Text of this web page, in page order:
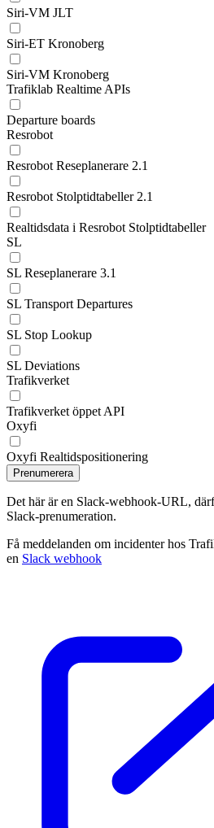
Siri-VM JLT
Siri-ET Kronoberg
Siri-VM Kronoberg
Trafiklab Realtime APIs
Departure boards
Resrobot
Resrobot Reseplanerare 2.1
Resrobot Stolptidtabeller 2.1
Realtidsdata i Resrobot Stolptidtabeller
SL
SL Reseplanerare 3.1
SL Transport Departures
SL Stop Lookup
SL Deviations
Trafikverket
Trafikverket öppet API
Oxyfi
Oxyfi Realtidspositionering
Prenumerera
Det här är en Slack‑webhook‑URL,
Slack‑prenumeration.
Få meddelanden om incidenter hos
en Slack webhook